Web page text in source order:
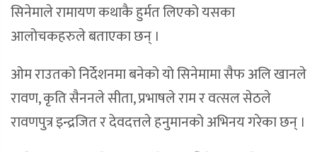
सिनेमाले रामायण कथाकै हुर्मत लिएको यसका
आलोचकहरुले बताएका छन् ।
ओम राउतको निर्देशनमा बनेको यो सिनेमामा सैफ अलि खानले
रावण, कृति सैननले सीता, प्रभाषले राम र वत्सल सेठले
रावणपुत्र इन्द्रजित र देवदत्तले हनुमानको अभिनय गरेका छन् ।